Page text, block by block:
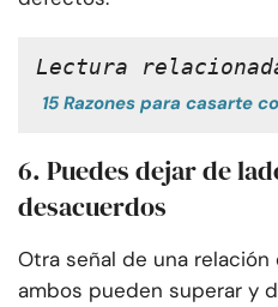
Lectura
15 Razones para casarte
6. Puedes dejar de
desacuerdos
Otra señal de una
ambos pueden superar y